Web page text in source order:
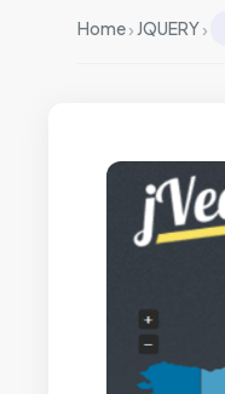
Home› JQUERY›